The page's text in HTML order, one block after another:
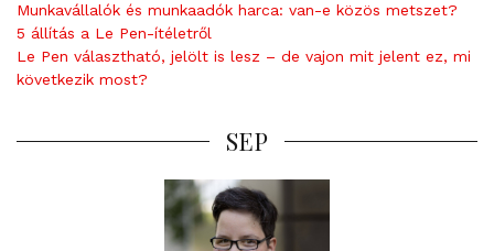
Munkavállalók és munkaadók harca: van-e közös metszet?
5 állítás a Le Pen-ítéletről
Le Pen választható, jelölt is lesz – de vajon mit jelent ez, mi
következik most?
SEP